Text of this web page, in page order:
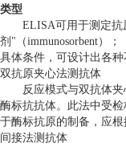
类型
ELISA可用于测定抗原
剂"（immunosorbent）
具体条件，可设计出各
双抗原夹心法测抗体
反应模式与双抗体夹心
酶标抗抗体。此法中受
于酶标抗原的制备，应
间接法测抗体